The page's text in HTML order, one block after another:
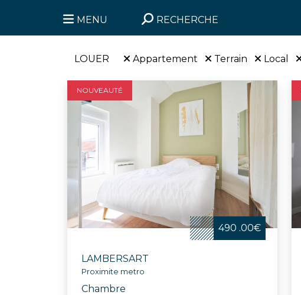
MENU RECHERCHE
LOUER Appartement Terrain Local
NOUVEAUTÉ
490 .00€
LAMBERSART
Proximite metro
Chambre